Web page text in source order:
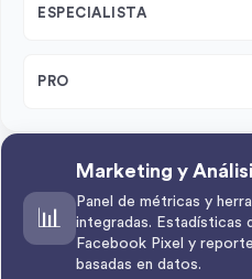
ESPECIALISTA
PRO
📊
Marketing y
Panel de métricas y
integradas. Estadísticas
Facebook Pixel y
basadas en datos.